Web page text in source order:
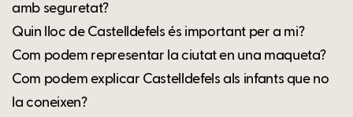
amb seguretat?
Quin lloc de Castelldefels és important per a mi?
Com podem representar la ciutat en una maqueta?
Com podem explicar Castelldefels als infants que no
la coneixen?